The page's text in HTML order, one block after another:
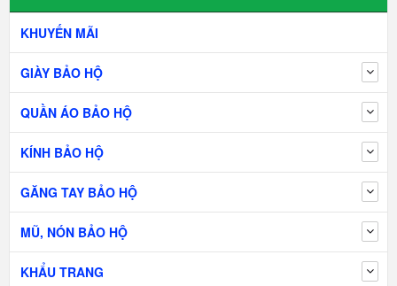
KHUYẾN MÃI
GIÀY BẢO HỘ
QUẦN ÁO BẢO HỘ
KÍNH BẢO HỘ
GĂNG TAY BẢO HỘ
MŨ, NÓN BẢO HỘ
KHẨU TRANG